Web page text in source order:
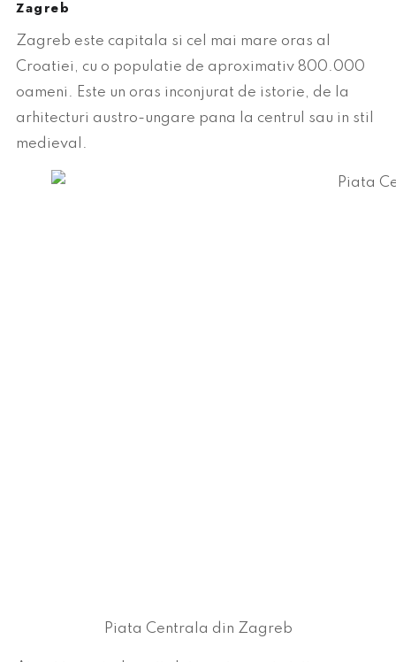
Zagreb
Zagreb este capitala si cel mai mare oras al
Croatiei, cu o populatie de aproximativ 800.000
oameni. Este un oras inconjurat de istorie, de la
arhitecturi austro-ungare pana la centrul sau in stil
medieval.
Piata Centrala din Zagreb